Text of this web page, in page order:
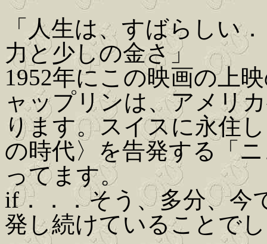
「人生は、すばらしい
力と少しの金さ」
1952年にこの映画の上
ャップリンは、アメリ
ります。スイスに永住
の時代〉を告発する「
ってます。
if．．．そう、多分、今
発し続けていることで